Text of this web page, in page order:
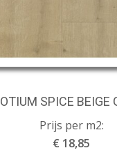
OTIUM SPICE BEIGE
Prijs per m2:
€ 18,85